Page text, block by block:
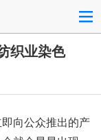
织业染色
向公众推出的产